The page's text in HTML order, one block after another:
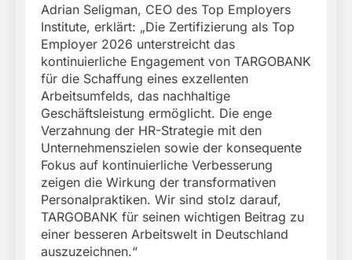
Adrian Seligman, CEO des Top Employers
Institute, erklärt: „Die Zertifizierung als Top
Employer 2026 unterstreicht das
kontinuierliche Engagement von TARGOBANK
für die Schaffung eines exzellenten
Arbeitsumfelds, das nachhaltige
Geschäftsleistung ermöglicht. Die enge
Verzahnung der HR-Strategie mit den
Unternehmenszielen sowie der konsequente
Fokus auf kontinuierliche Verbesserung
zeigen die Wirkung der transformativen
Personalpraktiken. Wir sind stolz darauf,
TARGOBANK für seinen wichtigen Beitrag zu
einer besseren Arbeitswelt in Deutschland
auszuzeichnen.“